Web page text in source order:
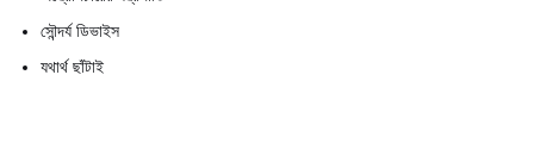
সৌন্দর্য ডিভাইস
যথার্থ ছাঁটাই